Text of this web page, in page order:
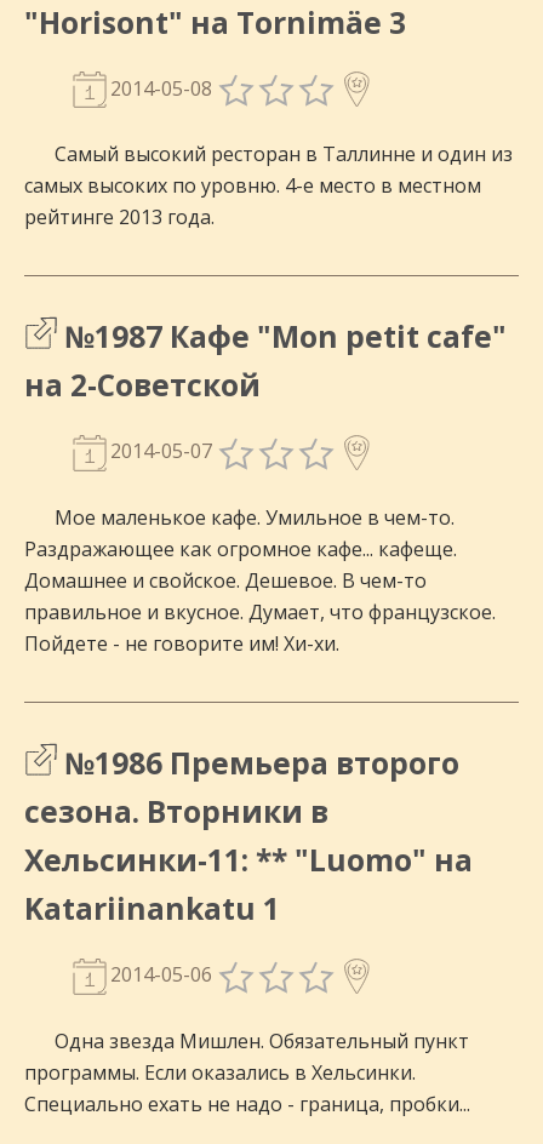
"Horisont" на Tornimäe 3
2014-05-08
Самый высокий ресторан в Таллинне и один из
самых высоких по уровню. 4-е место в местном
рейтинге 2013 года.
№1987 Кафе "Mon petit cafe"
на 2-Советской
2014-05-07
Мое маленькое кафе. Умильное в чем-то.
Раздражающее как огромное кафе... кафеще.
Домашнее и свойское. Дешевое. В чем-то
правильное и вкусное. Думает, что французское.
Пойдете - не говорите им! Хи-хи.
№1986 Премьера второго
сезона. Вторники в
Хельсинки-11: ** "Luomo" на
Katariinankatu 1
2014-05-06
Одна звезда Мишлен. Обязательный пункт
программы. Если оказались в Хельсинки.
Специально ехать не надо - граница, пробки...